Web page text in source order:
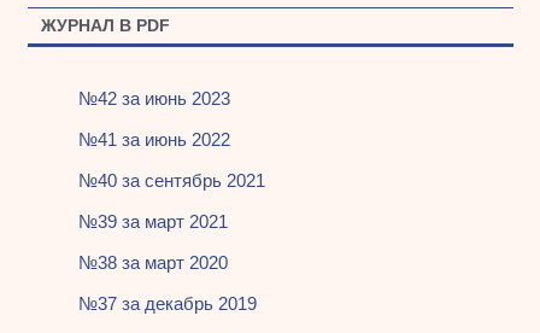
ЖУРНАЛ В PDF
№42 за июнь 2023
№41 за июнь 2022
№40 за сентябрь 2021
№39 за март 2021
№38 за март 2020
№37 за декабрь 2019